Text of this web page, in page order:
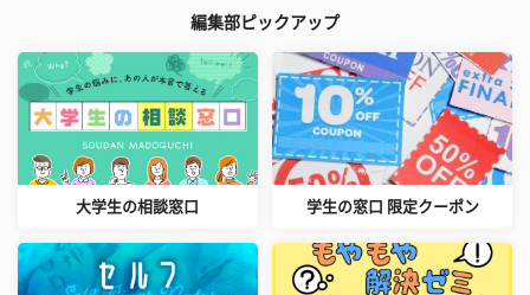
編集部ピックアップ
大学生の相談窓口 学生の窓口 限定クーポン